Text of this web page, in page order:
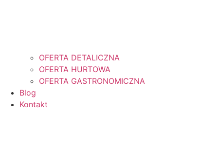
OFERTA DETALICZNA
OFERTA HURTOWA
OFERTA GASTRONOMICZNA
Blog
Kontakt